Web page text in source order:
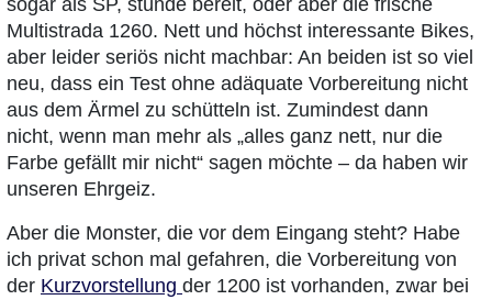
sogar als SP, stünde bereit, oder aber die frische
Multistrada 1260. Nett und höchst interessante Bikes,
aber leider seriös nicht machbar: An beiden ist so viel
neu, dass ein Test ohne adäquate Vorbereitung nicht
aus dem Ärmel zu schütteln ist. Zumindest dann
nicht, wenn man mehr als „alles ganz nett, nur die
Farbe gefällt mir nicht“ sagen möchte – da haben wir
unseren Ehrgeiz.
Aber die Monster, die vor dem Eingang steht? Habe
ich privat schon mal gefahren, die Vorbereitung von
der Kurzvorstellung der 1200 ist vorhanden, zwar bei